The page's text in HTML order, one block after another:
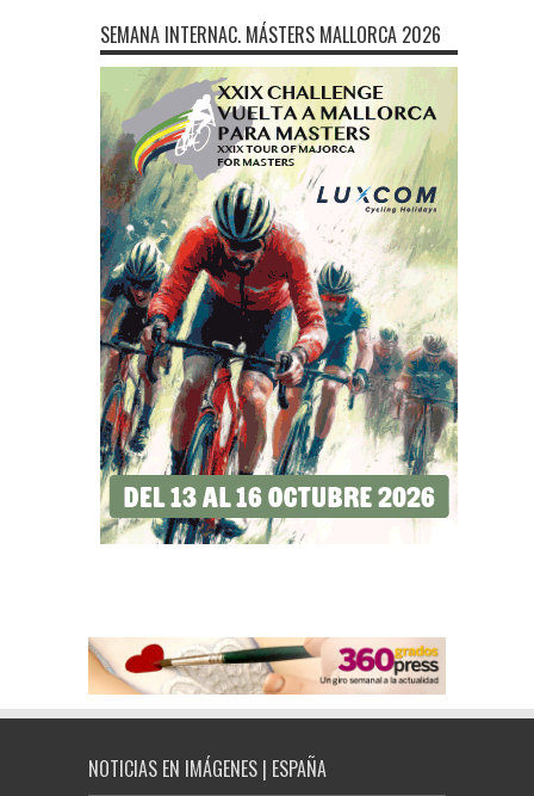
SEMANA INTERNAC. MÁSTERS MALLORCA 2026
NOTICIAS EN IMÁGENES | ESPAÑA